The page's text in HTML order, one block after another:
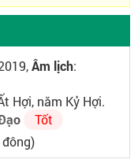
Âm lịch:
Hợi, năm Kỷ Hợi.
Tốt